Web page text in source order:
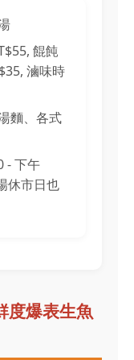
餛飩
滷味時
麵、各式
- 下午
休市日也
度爆表生魚